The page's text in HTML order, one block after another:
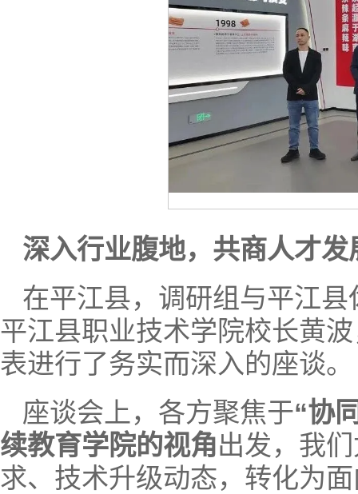
深入行业腹地，共商人才发
在平江县，调研组与平江
平江县职业技术学院校长黄波
表进行了务实而深入的座谈。
座谈会上，各方聚焦于“协
续教育学院的视角出发，我
求、技术升级动态，转化为